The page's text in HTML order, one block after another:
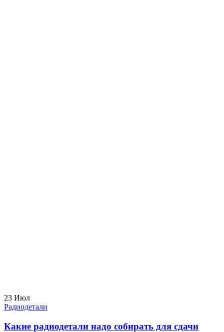
23 Июл
Радиодетали
Какие радиодетали надо собирать для сдачи